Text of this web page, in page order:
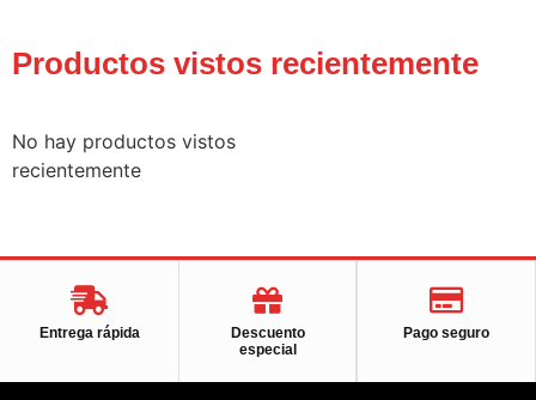
Productos vistos recientemente
No hay productos vistos
recientemente
Entrega rápida
Descuento
especial
Pago seguro